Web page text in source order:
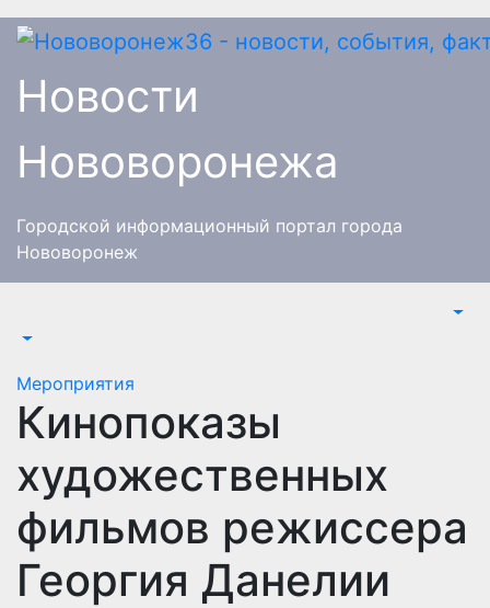
Перейти
Новости
Нововоронежа
Городской информационный портал города
Нововоронеж
Мероприятия
Кинопоказы
художественных
фильмов режиссера
Георгия Данелии